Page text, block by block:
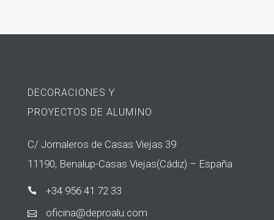
DECORACIONES Y
PROYECTOS DE ALUMINO
C/ Jornaleros de Casas Viejas 39
11190, Benalup-Casas Viejas(Cádiz) – España
 +34 956 41 72 33
 moc.u
laorp
ed@an
icifo